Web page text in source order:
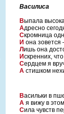
Василиса
Выпала
Адресно
Скромница
И она зовется
Лишь она
Искренних,
Сердцем я
А стишком
Васильки в
А я вижу в
Сила чувств